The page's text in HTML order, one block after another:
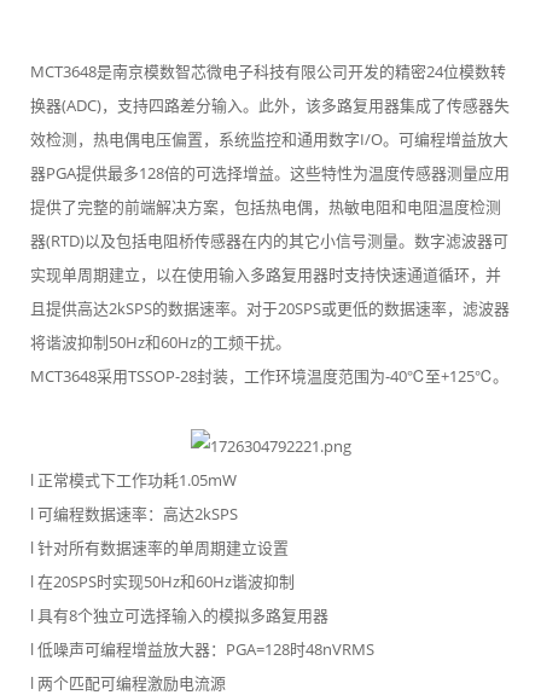
MCT3648是南京模数智芯微电子科技有限公司开发的精密24位模数转
换器(ADC)，支持四路差分输入。此外，该多路复用器集成了传感器失
效检测，热电偶电压偏置，系统监控和通用数字I/O。可编程增益放大
器PGA提供最多128倍的可选择增益。这些特性为温度传感器测量应用
提供了完整的前端解决方案，包括热电偶，热敏电阻和电阻温度检测
器(RTD)以及包括电阻桥传感器在内的其它小信号测量。数字滤波器可
实现单周期建立，以在使用输入多路复用器时支持快速通道循环，并
且提供高达2kSPS的数据速率。对于20SPS或更低的数据速率，滤波器
将谐波抑制50Hz和60Hz的工频干扰。
MCT3648采用TSSOP-28封装，工作环境温度范围为-40℃至+125℃。
l 正常模式下工作功耗1.05mW
l 可编程数据速率：高达2kSPS
l 针对所有数据速率的单周期建立设置
l 在20SPS时实现50Hz和60Hz谐波抑制
l 具有8个独立可选择输入的模拟多路复用器
l 低噪声可编程增益放大器：PGA=128时48nVRMS
l 两个匹配可编程激励电流源